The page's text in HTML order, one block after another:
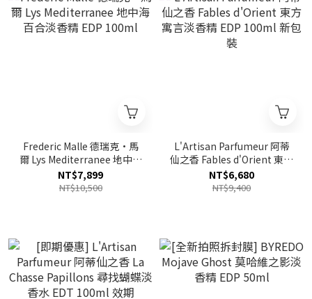
Frederic Malle 德瑞克·馬
爾 Lys Mediterranee 地中海
百合淡香精 EDP 100ml
NT$7,899
NT$10,500
L'Artisan Parfumeur 阿蒂
仙之香 Fables d'Orient 東方
寓言淡香精 EDP 100ml 新包
裝
NT$6,680
NT$9,400